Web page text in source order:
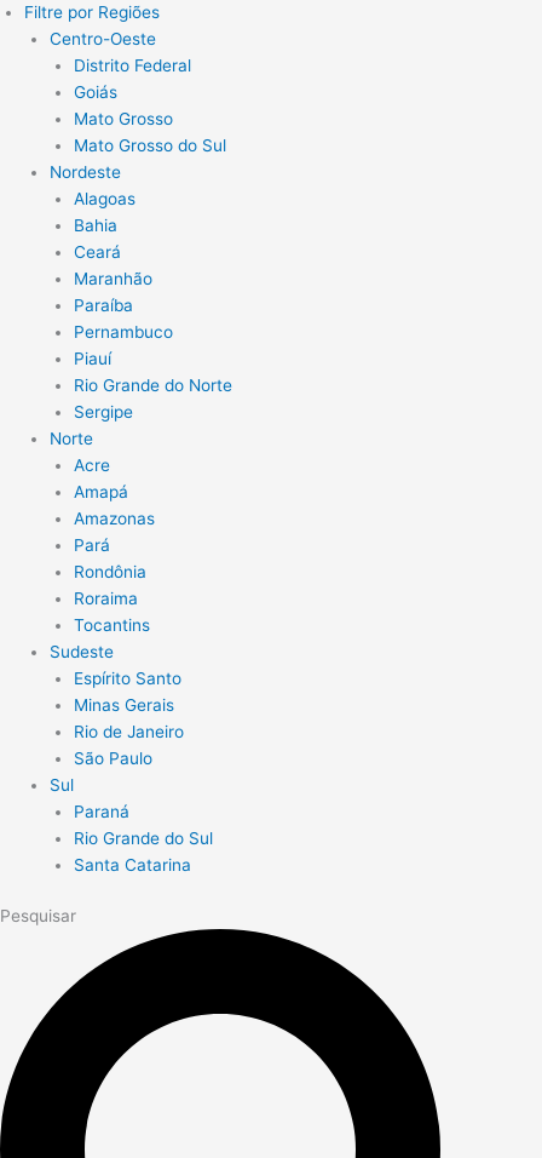
Filtre por Regiões
Centro-Oeste
Distrito Federal
Goiás
Mato Grosso
Mato Grosso do Sul
Nordeste
Alagoas
Bahia
Ceará
Maranhão
Paraíba
Pernambuco
Piauí
Rio Grande do Norte
Sergipe
Norte
Acre
Amapá
Amazonas
Pará
Rondônia
Roraima
Tocantins
Sudeste
Espírito Santo
Minas Gerais
Rio de Janeiro
São Paulo
Sul
Paraná
Rio Grande do Sul
Santa Catarina
Pesquisar